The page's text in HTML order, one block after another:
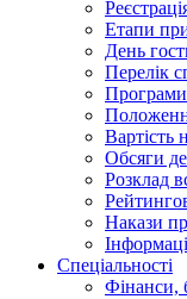
Етапи
День
Перелік
Вартість
Обсяги
Розклад
Накази
Спеціальності
Фінанси,